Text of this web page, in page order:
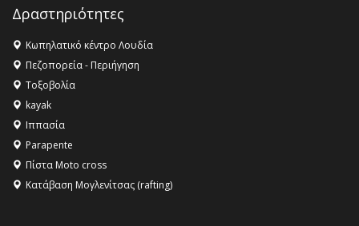
16:18 -ΕΝΟΡΙΑΚΕΣ ΚΑΛΟΚΑΙΡΙΝΕΣ ΔΡΑΣΕΙΣ ΓΙΑ ΠΑΙΔΙΑ
ΣΤΗΝ ΕΔΕΣΣΑ
16:15 -Εργασίες συντήρησης οδοφωτισμού στην Ενωτική
Οδό Σίνδου από την Περιφέρεια Κεντρικής Μακεδονίας
11:36 -Λάκης Βασιλειάδης, Συνέντευξη PellaFm 103,3 για
το Μουσείο της Πέλλας, Λουτρά Πόζαρ και Χιονοδρομικό
18:09 -
όμορφο θερινό σινεμά της Ελλάδας!
Δραστηριότητες
Κωπηλατικό κέντρο Λουδία
Πεζοπορεία - Περιήγηση
Τοξοβολία
kayak
Ιππασία
Parapente
Πίστα Moto cross
Κατάβαση Μογλενίτσας (rafting)